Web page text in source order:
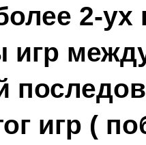
2-
игр
игр (